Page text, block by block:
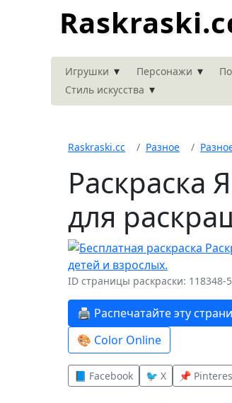
Игрушки ▾ Персонажи ▾
Стиль искусства ▾
Raskraski.cc Разное
Раскраска
для
ID страницы раскраски: 118348-
🖨️ Распечатайте эту
🎨 Color Online
📘 Facebook 🐦 X 📌